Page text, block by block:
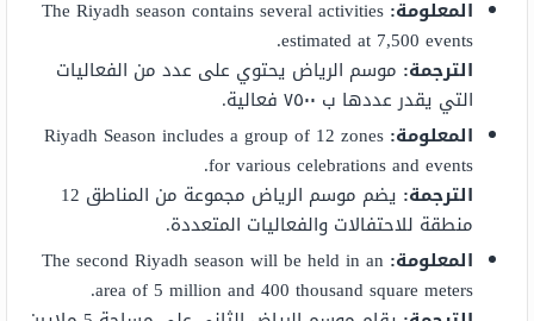
المعلومة: The Riyadh season contains several activities
estimated at 7,500 events.
الترجمة: موسم الرياض يحتوي على عدد من الفعاليات
التي يقدر عددها ب ٧٥٠٠ فعالية.
المعلومة: Riyadh Season includes a group of 12 zones
for various celebrations and events.
الترجمة:
يضم موسم الرياض مجموعة من المناطق 12
منطقة للاحتفالات والفعاليات المتعددة.
المعلومة: The second Riyadh season will be held in an
area of 5 million and 400 thousand square meters.